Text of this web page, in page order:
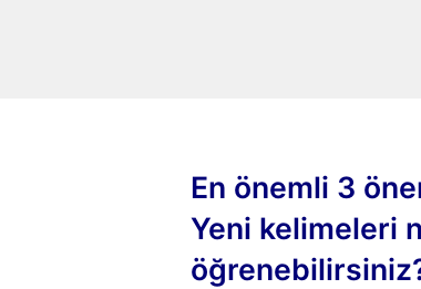
En önemli 3
Yeni kelimeleri